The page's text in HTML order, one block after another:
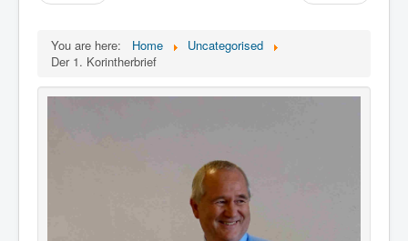
You are here: Home
Uncategorised
Der 1. Korintherbrief